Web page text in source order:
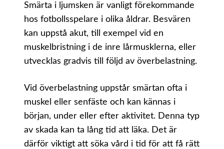
Smärta i ljumsken är vanligt förekommande
hos fotbollsspelare i olika åldrar. Besvären
kan uppstå akut, till exempel vid en
muskelbristning i de inre lårmusklerna, eller
utvecklas gradvis till följd av överbelastning.
Vid överbelastning uppstår smärtan ofta i
muskel eller senfäste och kan kännas i
början, under eller efter aktivitet. Denna typ
av skada kan ta lång tid att läka. Det är
därför viktigt att söka vård i tid för att få rätt